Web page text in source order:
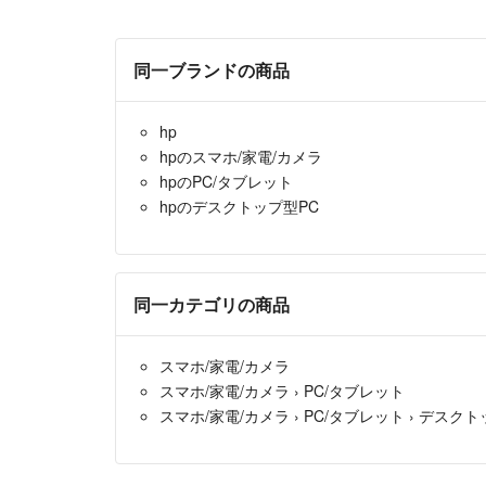
同一ブランドの商品
hp
hpのスマホ/家電/カメラ
hpのPC/タブレット
hpのデスクトップ型PC
同一カテゴリの商品
スマホ/家電/カメラ
スマホ/家電/カメラ › PC/タブレット
スマホ/家電/カメラ › PC/タブレット › デスクト